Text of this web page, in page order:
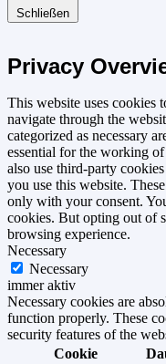
Schließen
Privacy
This website uses cookies
navigate through the
categorized as necessary
essential for the working
also use third-party
you use this website.
only with your consent.
cookies. But opting out of
browsing experience.
Necessary
Necessary
immer aktiv
Necessary cookies are
function properly. These
security features of the
Cookie